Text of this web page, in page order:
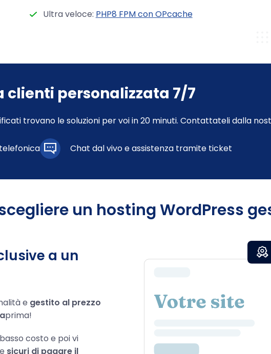
Ultra veloce: PHP8 FPM con OPcache
clienti personalizzata 7/7
trovano le soluzioni per voi in 20 minuti. Contattateli dalla
Chat dal vivo e assistenza tramite ticket
un hosting WordPress
a un
e gestito al prezzo
prima!
costo e poi vi
sicuri di pagare il